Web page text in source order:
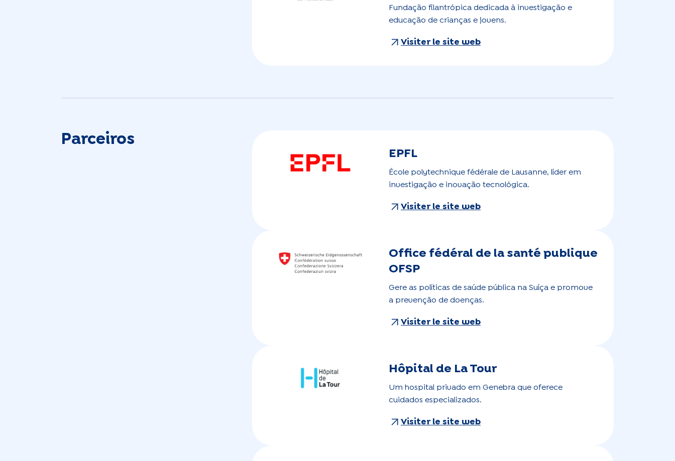
Fundação filantrópica dedicada à investigação e
educação de crianças e jovens.
Visiter le site web
Parceiros
EPFL
École polytechnique fédérale de Lausanne, líder em
investigação e inovação tecnológica.
Visiter le site web
Office fédéral de la santé publique
OFSP
Gere as políticas de saúde pública na Suíça e promove
a prevenção de doenças.
Visiter le site web
Hôpital de La Tour
Um hospital privado em Genebra que oferece
cuidados especializados.
Visiter le site web